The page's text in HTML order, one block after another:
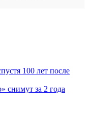
100 лет после
снимут за 2 года